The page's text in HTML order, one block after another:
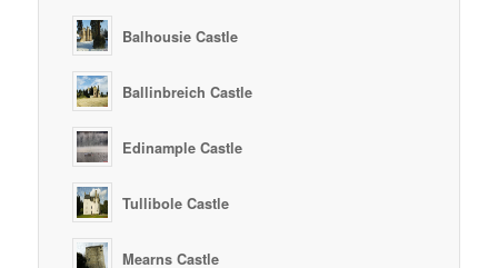
Balhousie Castle
Ballinbreich Castle
Edinample Castle
Tullibole Castle
Mearns Castle